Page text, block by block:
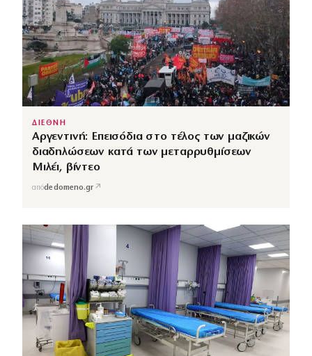
ΔΙΕΘΝΗ
Αργεντινή: Επεισόδια στο τέλος των μαζικών
διαδηλώσεων κατά των μεταρρυθμίσεων
Μιλέι, βίντεο
απόdedomeno.gr ↗